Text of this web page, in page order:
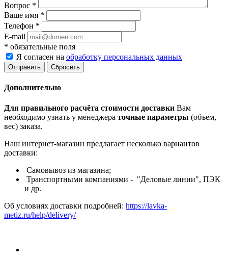
Вопрос *
Ваше имя *
Телефон *
E-mail
* обязательные поля
Я согласен на обработку персональных данных
Сбросить
Дополнительно
Для правильного расчёта стоимости доставки Вам
необходимо узнать у менеджера точные параметры (объем,
вес) заказа.
Наш интернет-магазин предлагает несколько вариантов
доставки:
Самовывоз из магазина;
Транспортными компаниями - "Деловые линии", ПЭК
и др.
Об условиях доставки подробней: https://lavka-
metiz.ru/help/delivery/